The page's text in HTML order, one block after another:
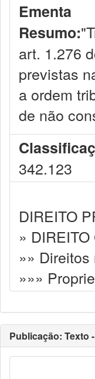
Ementa
Resumo:
art. 1.276
previstas
a ordem
de não
342.123
DIREITO
»
»»
»»»
Publicação: Texto